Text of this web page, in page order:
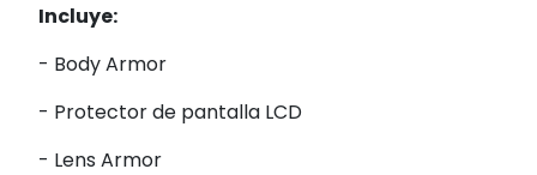
Incluye:
- Body Armor
- Protector de pantalla LCD
- Lens Armor